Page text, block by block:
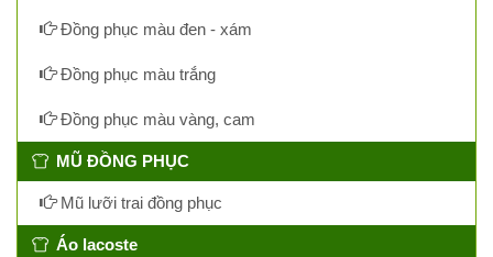
Đồng phục màu đen - xám
Đồng phục màu trắng
Đồng phục màu vàng, cam
MŨ ĐỒNG PHỤC
Mũ lưỡi trai đồng phục
Áo lacoste